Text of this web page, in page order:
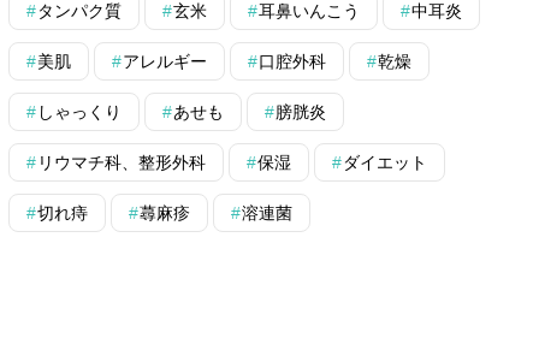
タンパク質 玄米 耳鼻いんこう 中耳炎
美肌 アレルギー 口腔外科 乾燥
しゃっくり あせも 膀胱炎
リウマチ科、整形外科 保湿 ダイエット
切れ痔 蕁麻疹 溶連菌